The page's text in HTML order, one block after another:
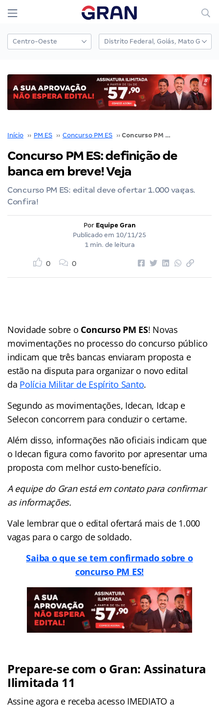
Início ›› PM ES ›› Concurso PM ES ›› Concurso PM ES: definição de banca em breve! Veja
Concurso PM ES: definição de
banca em breve! Veja
Concurso PM ES: edital deve ofertar 1.000 vagas.
Confira!
Por Equipe Gran
Publicado em 10/11/25
1 min. de leitura
0 0
Novidade sobre o Concurso PM ES! Novas
movimentações no processo do concurso público
indicam que três bancas enviaram proposta e
estão na disputa para organizar o novo edital
da Polícia Militar de Espírito Santo.
Segundo as movimentações, Idecan, Idcap e
Selecon concorrem para conduzir o certame.
Além disso, informações não oficiais indicam que
o Idecan figura como favorito por apresentar uma
proposta com melhor custo-benefício.
A equipe do Gran está em contato para confirmar
as informações.
Vale lembrar que o edital ofertará mais de 1.000
vagas para o cargo de soldado.
Saiba o que se tem confirmado sobre o
concurso PM ES!
Prepare-se com o Gran: Assinatura
Ilimitada 11
Assine agora e receba acesso IMEDIATO a